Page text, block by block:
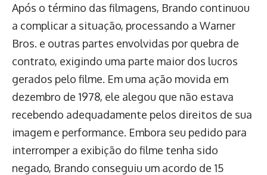
Após o término das filmagens, Brando continuou
a complicar a situação, processando a Warner
Bros. e outras partes envolvidas por quebra de
contrato, exigindo uma parte maior dos lucros
gerados pelo filme. Em uma ação movida em
dezembro de 1978, ele alegou que não estava
recebendo adequadamente pelos direitos de sua
imagem e performance. Embora seu pedido para
interromper a exibição do filme tenha sido
negado, Brando conseguiu um acordo de 15